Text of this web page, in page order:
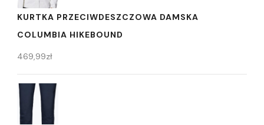
KURTKA PRZECIWDESZCZOWA DAMSKA
COLUMBIA HIKEBOUND
469,99zł